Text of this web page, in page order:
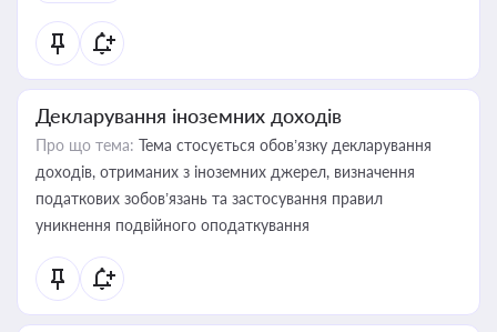
Декларування іноземних доходів
Про що тема: Тема стосується обов’язку декларування
доходів, отриманих з іноземних джерел, визначення
податкових зобов’язань та застосування правил
уникнення подвійного оподаткування